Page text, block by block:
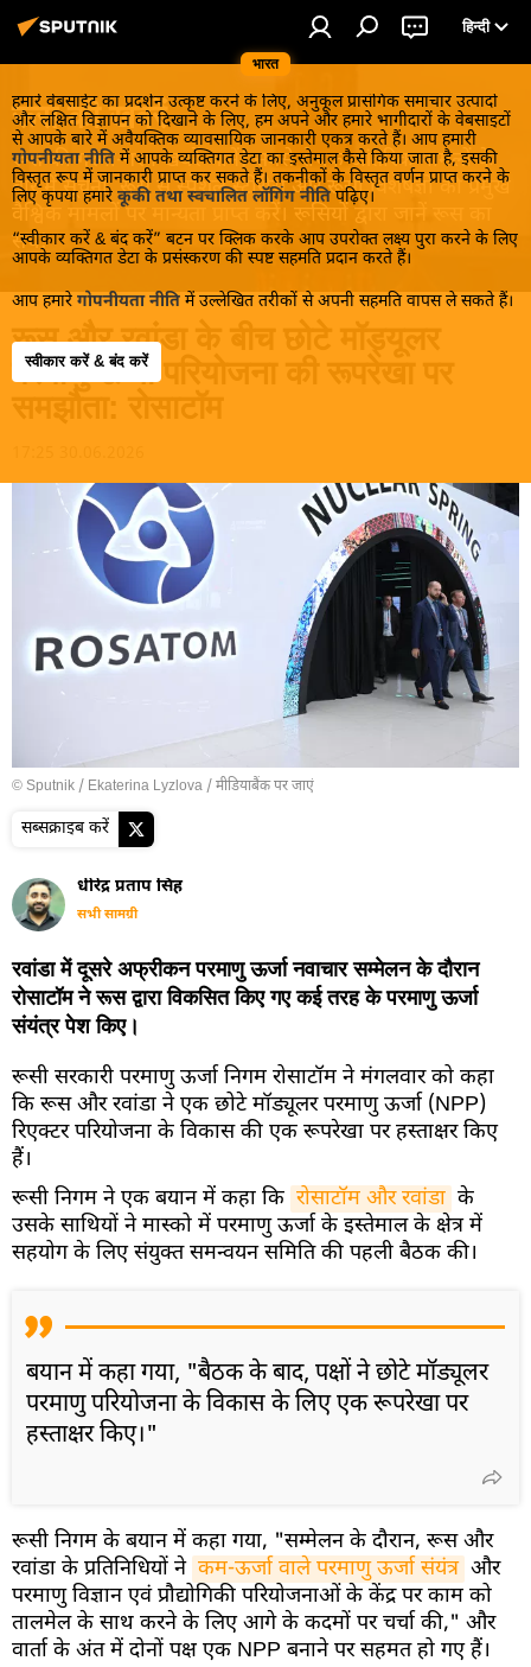
भारत
हिन्दी
हमारे वेबसाईट का प्रदर्शन उत्कृष्ट करने के लिए, अनुकूल प्रासंगिक समाचार उत्पादों
और लक्षित विज्ञापन को दिखाने के लिए, हम अपने और हमारे भागीदारों के वेबसाइटों
से आपके बारे में अवैयक्तिक व्यावसायिक जानकारी एकत्र करते हैं। आप हमारी
गोपनीयता नीति में आपके व्यक्तिगत डेटा का इस्तेमाल कैसे किया जाता है, इसकी
विस्तृत रूप में जानकारी प्राप्त कर सकते हैं। तकनीकों के विस्तृत वर्णन प्राप्त करने के
लिए कृपया हमारे कूकी तथा स्वचालित लॉगिंग नीति पढ़िए।
“स्वीकार करें & बंद करें” बटन पर क्लिक करके आप उपरोक्त लक्ष्य पुरा करने के लिए
आपके व्यक्तिगत डेटा के प्रसंस्करण की स्पष्ट सहमति प्रदान करते हैं।
आप हमारे गोपनीयता नीति में उल्लेखित तरीकों से अपनी सहमति वापस ले सकते हैं।
स्वीकार करें & बंद करें
रूस की खबरें
रूस की गरमा-गरम खबरें जानें! सबसे रोचक आंतरिक मामलों के
बारे में सूचना, रूस से स्पेशल स्टोरीस और रूसी विशेषज्ञों की प्रमुख
वैश्विक मामलों पर मान्यता प्राप्त करें। रूसियों द्वारा जानें रूस का
सच!
रूस और रवांडा के बीच छोटे मॉड्यूलर
परमाणु ऊर्जा परियोजना की रूपरेखा पर
© Sputnik / Ekaterina Lyzlova /मीडियाबैंक पर जाएं
सब्सक्राइब करें
धीरेंद्र प्रताप सिंह
सभी सामग्री
रवांडा में दूसरे अफ्रीकन परमाणु ऊर्जा नवाचार सम्मेलन के दौरान
रोसाटॉम ने रूस द्वारा विकसित किए गए कई तरह के परमाणु ऊर्जा
संयंत्र पेश किए।
रूसी सरकारी परमाणु ऊर्जा निगम रोसाटॉम ने मंगलवार को कहा
कि रूस और रवांडा ने एक छोटे मॉड्यूलर परमाणु ऊर्जा (NPP)
रिएक्टर परियोजना के विकास की एक रूपरेखा पर हस्ताक्षर किए
हैं।
रूसी निगम ने एक बयान में कहा कि रोसाटॉम और रवांडा के
उसके साथियों ने मास्को में परमाणु ऊर्जा के इस्तेमाल के क्षेत्र में
सहयोग के लिए संयुक्त समन्वयन समिति की पहली बैठक की।
बयान में कहा गया, "बैठक के बाद, पक्षों ने छोटे मॉड्यूलर
परमाणु परियोजना के विकास के लिए एक रूपरेखा पर
हस्ताक्षर किए।"
रूसी निगम के बयान में कहा गया, "सम्मेलन के दौरान, रूस और
रवांडा के प्रतिनिधियों ने कम-ऊर्जा वाले परमाणु ऊर्जा संयंत्र और
परमाणु विज्ञान एवं प्रौद्योगिकी परियोजनाओं के केंद्र पर काम को
तालमेल के साथ करने के लिए आगे के कदमों पर चर्चा की," और
वार्ता के अंत में दोनों पक्ष एक NPP बनाने पर सहमत हो गए हैं।